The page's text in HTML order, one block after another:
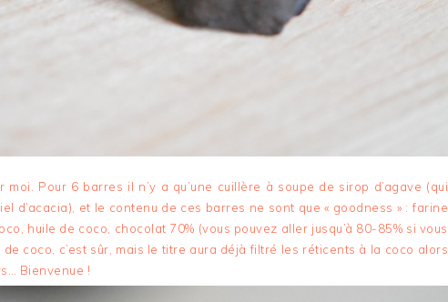
moi. Pour 6 barres il n’y a qu’une cuillère à soupe de sirop d’agave (qui
d’acacia), et le contenu de ces barres ne sont que « goodness » : farine
huile de coco, chocolat 70% (vous pouvez aller jusqu’à 80-85% si vous
coco, c’est sûr, mais le titre aura déjà filtré les réticents à la coco alors
Bienvenue !